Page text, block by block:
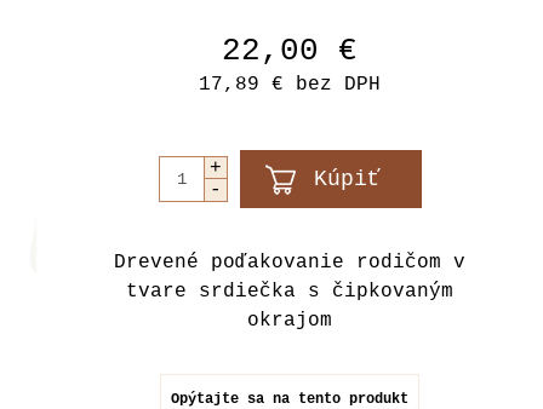
22,00 €
17,89 € bez DPH
Drevené poďakovanie rodičom v
tvare srdiečka s čipkovaným
okrajom
Opýtajte sa na tento produkt